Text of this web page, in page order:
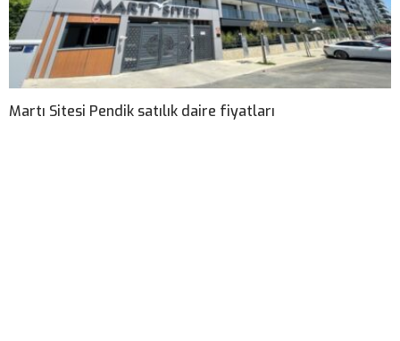
Martı Sitesi Pendik satılık daire fiyatları